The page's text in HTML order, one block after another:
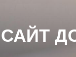
САЙТ